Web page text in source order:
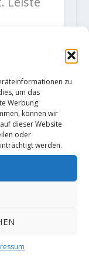
zu
um das
Werbung
können wir
dieser Website
oder
werden.